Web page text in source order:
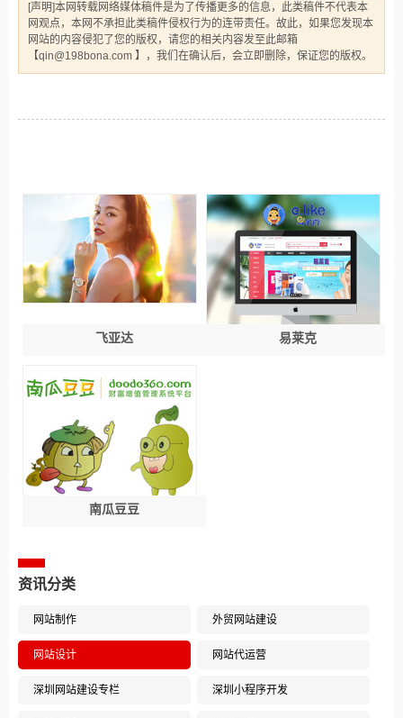
[声明]本网转载网络媒体稿件是为了传播更多的信息，此类稿件不代表本
网观点，本网不承担此类稿件侵权行为的连带责任。故此，如果您发现本
网站的内容侵犯了您的版权，请您的相关内容发至此邮箱
【qin@198bona.com 】，我们在确认后，会立即删除，保证您的版权。
飞亚达 易莱克
南瓜豆豆
资讯分类
网站制作 外贸网站建设
网站设计 网站代运营
深圳网站建设专栏 深圳小程序开发